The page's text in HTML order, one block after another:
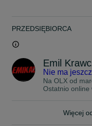
BARDZO PROSIMY O
UZYSKANIA
OTRZYMUJEMY
NIE NA KAŻDĄ
POZOSTAŁE
ZAPRASZAM PO
OPON 24 GODZINY NA
TEL: 5 1 2 - 9 6 5 - 9 0 4
PRZEDSIĘBIORCA
Emil
Nie ma
Na OLX od
Ostatnio online
Więcej